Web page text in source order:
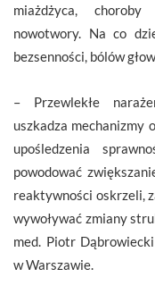
miażdżyca,
nowotwory. Na co
bezsenności, bólów
– Przewlekłe
uszkadza mechanizmy
upośledzenia
powodować
reaktywności oskrzeli,
wywoływać zmiany
med. Piotr
w Warszawie.